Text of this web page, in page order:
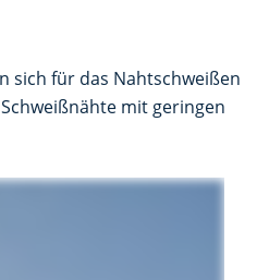
sich für das Nahtschweißen
mit geringen